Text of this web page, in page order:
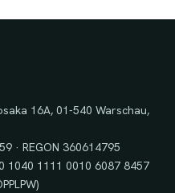
16A, 01-540 Warschau,
· REGON 360614795
1040 1111 0010 6087 8457